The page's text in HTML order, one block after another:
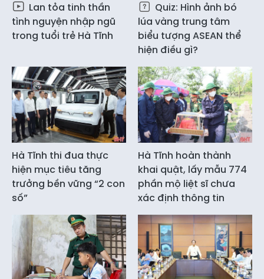
Lan tỏa tinh thần
tình nguyện nhập ngũ
trong tuổi trẻ Hà Tĩnh
Quiz: Hình ảnh bó
lúa vàng trung tâm
biểu tượng ASEAN thể
hiện điều gì?
Hà Tĩnh thi đua thực
hiện mục tiêu tăng
trưởng bền vững “2 con
số”
Hà Tĩnh hoàn thành
khai quật, lấy mẫu 774
phần mộ liệt sĩ chưa
xác định thông tin